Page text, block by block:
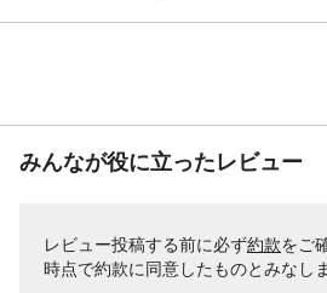
みんなが役に立ったレビュー
レビュー投稿する前に必ず約款をご
時点で約款に同意したものとみなしま